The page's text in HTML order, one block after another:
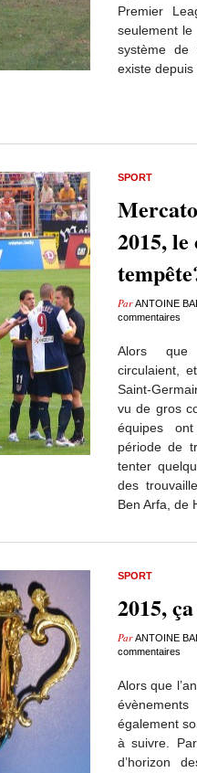
Premier
seulement le
système de
existe depuis
SPORT
2015,
ParANTOINE
commentaires
Alors que
circulaient,
Saint-
vu de gros
équipes
période de
tenter
des
Ben Arfa, de
SPORT
2015,
ParANTOINE
commentaires
Alors que
également
à suivre.
d’horizon